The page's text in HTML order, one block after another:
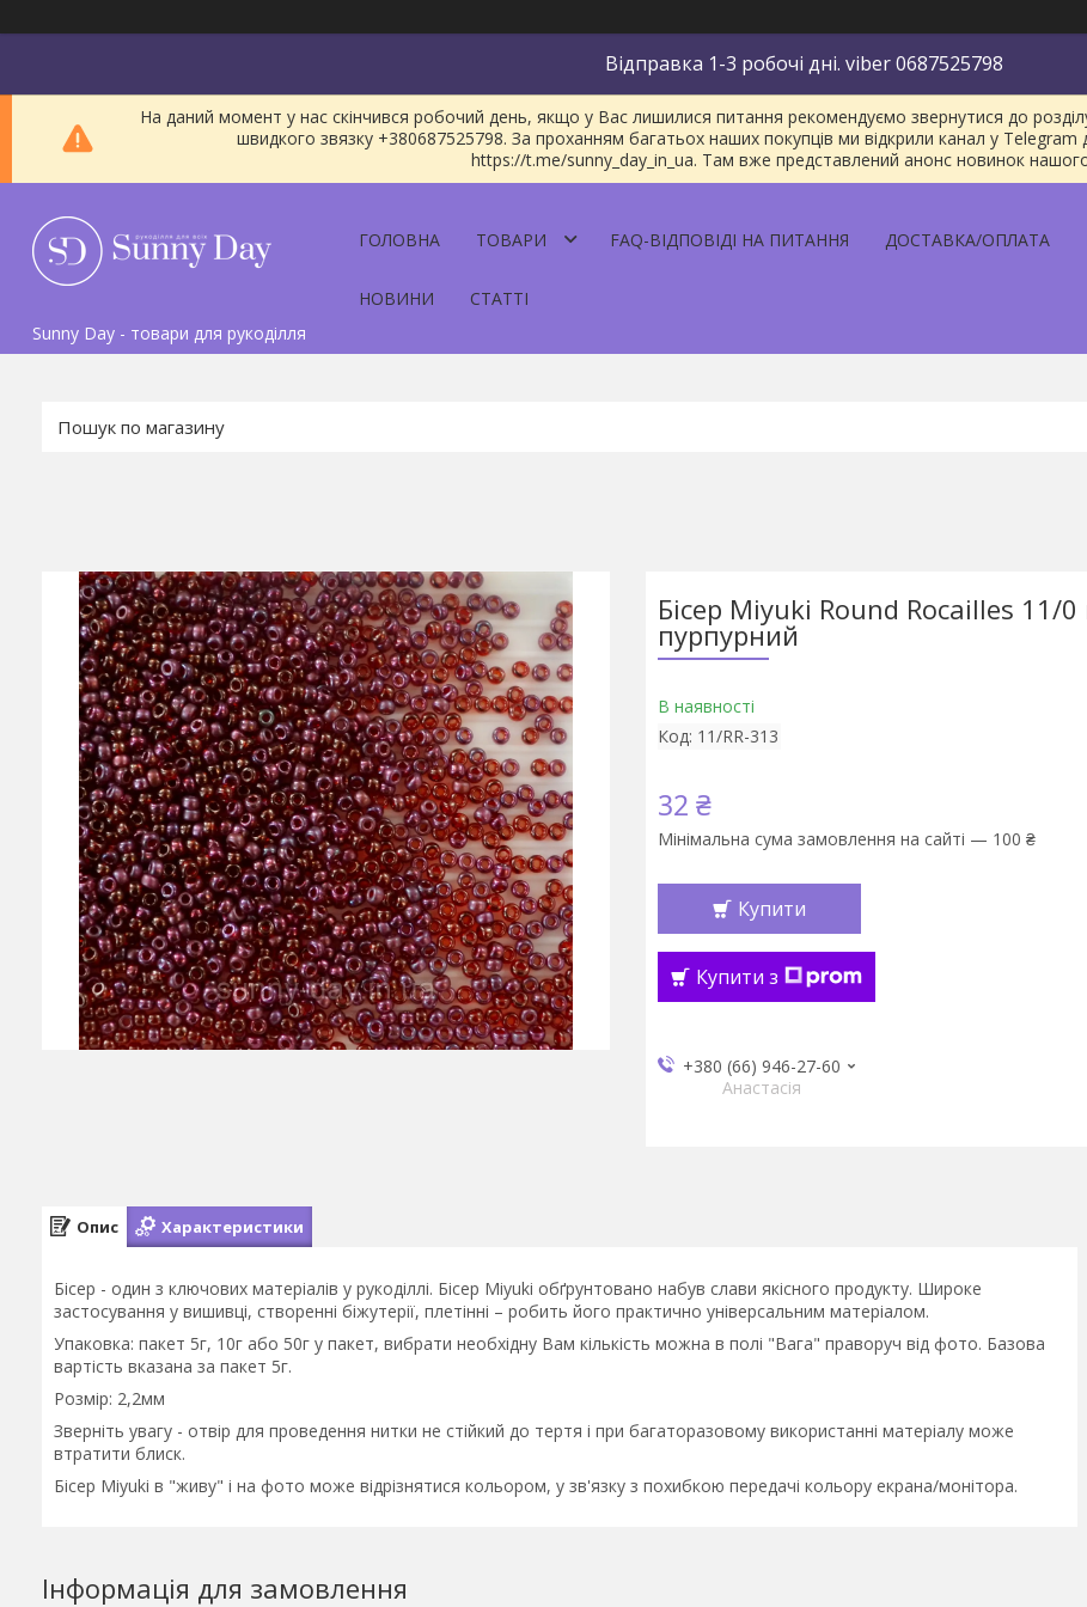
Відправка 1-3 робочі дні. viber 0687525798
На даний момент у нас скінчився робочий день, якщо у Вас лишилися питання рекомендуємо звернутися до
швидкого звязку +380687525798. За проханням багатьох наших покупців ми відкрили канал у
https://t.me/sunny_day_in_ua. Там вже представлений анонс новинок
Sunny Day - товари для рукоділля
ГОЛОВНА ТОВАРИ FAQ-ВІДПОВІДІ НА ПИТАННЯ ДОСТАВКА/ОПЛАТА
НОВИНИ СТАТТІ
Бісер Miyuki Round Rocailles 11/0
пурпурний
В наявності
Код: 11/RR-313
32 ₴
Мінімальна сума замовлення на сайті — 100 ₴
Купити
Купити з
+380 (66) 946-27-60
Анастасія
Опис Характеристики
Бісер - один з ключових матеріалів у рукоділлі. Бісер Miyuki обґрунтовано набув слави якісного продукту. Широке
застосування у вишивці, створенні біжутерії, плетінні – робить його практично універсальним матеріалом.
Упаковка: пакет 5г, 10г або 50г у пакет, вибрати необхідну Вам кількість можна в полі "Вага" праворуч від фото. Базова
вартість вказана за пакет 5г.
Розмір: 2,2мм
Зверніть увагу - отвір для проведення нитки не стійкий до тертя і при багаторазовому використанні матеріалу може
втратити блиск.
Бісер Miyuki в "живу" і на фото може відрізнятися кольором, у зв'язку з похибкою передачі кольору екрана/монітора.
Інформація для замовлення